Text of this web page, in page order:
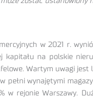
w 2021 r.
kapitału na polskie
Wartym uwagi
wynajętymi
w rejonie Warszawy.